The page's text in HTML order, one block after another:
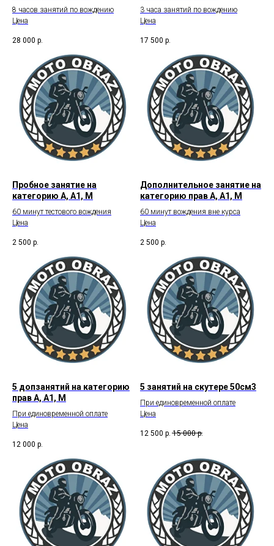
8 часов занятий по вождению
Цена
28 000 р.
3 часа занятий по вождению
Цена
17 500 р.
Пробное занятие на
категорию А, А1, М
60 минут тестового вождения
Цена
2 500 р.
Дополнительное занятие на
категорию прав А, А1, М
60 минут вождения вне курса
Цена
2 500 р.
5 допзанятий на категорию
прав А, А1, М
При единовременной оплате
Цена
12 000 р.
5 занятий на скутере 50см3
При единовременной оплате
Цена
12 500 р. 15 000 р.